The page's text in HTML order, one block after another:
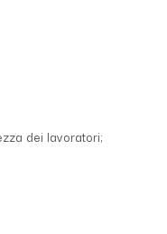
dei lavoratori;